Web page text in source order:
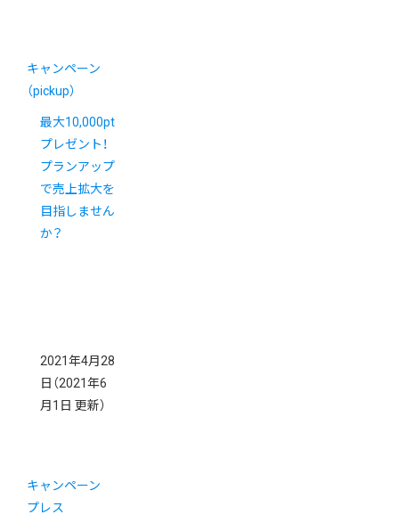
キャンペーン
（pickup）
最大10,000pt
プレゼント！
プランアップ
で売上拡大を
目指しません
か？
2021年4月28
日 （2021年6
月1日 更新）
キャンペーン
プレス